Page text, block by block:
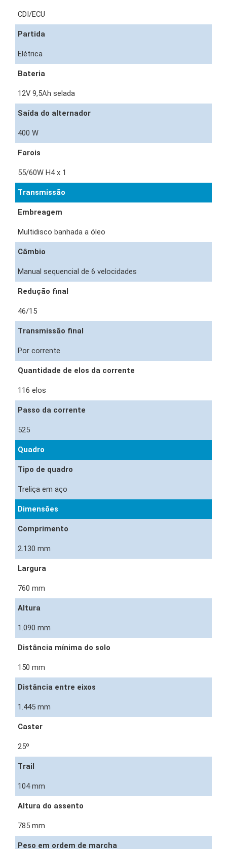
CDI/ECU
Partida
Elétrica
Bateria
12V 9,5Ah selada
Saída do alternador
400 W
Farois
55/60W H4 x 1
Transmissão
Embreagem
Multidisco banhada a óleo
Câmbio
Manual sequencial de 6 velocidades
Redução final
46/15
Transmissão final
Por corrente
Quantidade de elos da corrente
116 elos
Passo da corrente
525
Quadro
Tipo de quadro
Treliça em aço
Dimensões
Comprimento
2.130 mm
Largura
760 mm
Altura
1.090 mm
Distância mínima do solo
150 mm
Distância entre eixos
1.445 mm
Caster
25º
Trail
104 mm
Altura do assento
785 mm
Peso em ordem de marcha